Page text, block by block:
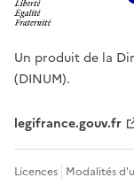
Un produit de la
(DINUM).
legifrance.gouv.fr
Licences Modalités